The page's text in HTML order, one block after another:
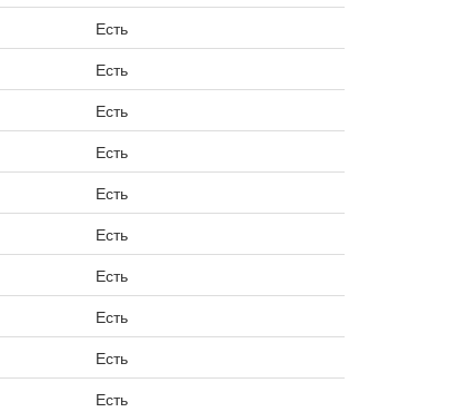
Есть
Есть
Есть
Есть
Есть
Есть
Есть
Есть
Есть
Есть